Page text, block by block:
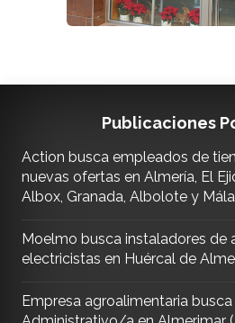
Publicaciones
Action busca empleados de
nuevas ofertas en Almería, El
Albox, Granada, Albolote y
Moelmo busca instaladores de
electricistas en Huércal de
Empresa agroalimentaria busca